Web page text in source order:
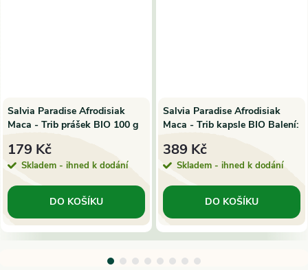
Salvia Paradise Afrodisiak
Maca - Trib prášek BIO 100 g
179 Kč
Skladem - ihned k dodání
DO KOŠÍKU
Salvia Paradise Afrodisiak
Maca - Trib kapsle BIO Balení:
389 Kč
Skladem - ihned k dodání
DO KOŠÍKU